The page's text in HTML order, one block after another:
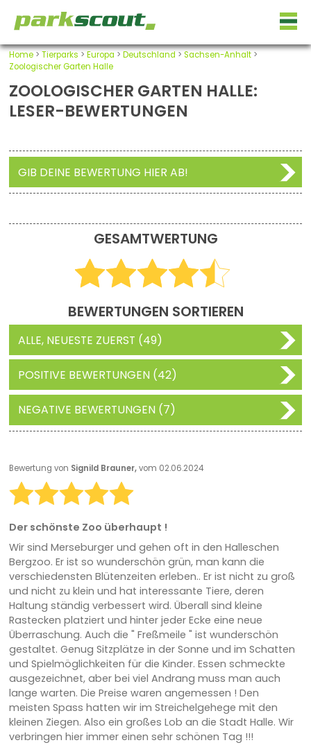
Home> Tierparks > Europa > Deutschland > Sachsen-Anhalt>
Zoologischer Garten Halle
ZOOLOGISCHER GARTEN HALLE:
LESER-BEWERTUNGEN
GIB DEINE BEWERTUNG HIER AB!
GESAMTWERTUNG
BEWERTUNGEN SORTIEREN
ALLE, NEUESTE ZUERST (49)
POSITIVE BEWERTUNGEN (42)
NEGATIVE BEWERTUNGEN (7)
Bewertung von Signild Brauner,vom 02.06.2024
Der schönste Zoo überhaupt !
Wir sind Merseburger und gehen oft in den Halleschen
Bergzoo. Er ist so wunderschön grün, man kann die
verschiedensten Blütenzeiten erleben.. Er ist nicht zu groß
und nicht zu klein und hat interessante Tiere, deren
Haltung ständig verbessert wird. Überall sind kleine
Rastecken platziert und hinter jeder Ecke eine neue
Überraschung. Auch die " Freßmeile " ist wunderschön
gestaltet. Genug Sitzplätze in der Sonne und im Schatten
und Spielmöglichkeiten für die Kinder. Essen schmeckte
ausgezeichnet, aber bei viel Andrang muss man auch
lange warten. Die Preise waren angemessen ! Den
meisten Spass hatten wir im Streichelgehege mit den
kleinen Ziegen. Also ein großes Lob an die Stadt Halle. Wir
verbringen hier immer einen sehr schönen Tag !!!